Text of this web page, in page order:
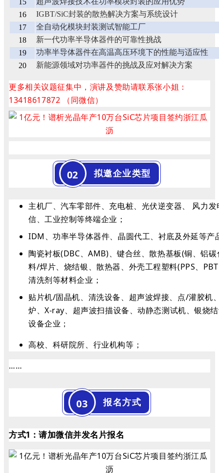
15
16
IGBT/SiC封装的散热解决方案与系统设计
17
全自动化模块封装测试智能工厂
18
新一代功率半导体器件的可靠性挑战
19
功率半导体器件在高温高压环境下的性能与适应性
20
新能源领域对功率器件的挑战及应对解决方案
更多相关议题征集中，演讲及赞助请联系张小姐：
13418617872 （同微信）
02 拟邀企业类型
主机厂、汽车零部件、充电桩、光伏逆变器、 风力
信、工业控制等终端企业；
IDM、功率半导体器件、晶圆代工、衬底及外延等产
陶瓷衬板(DBC、AMB)、键合丝、散热基板(铜、铝
料/焊片、烧结银、散热器、外壳工程塑料(PPS、
清洗剂等材料企业；
贴片机/固晶机、清洗设备、超声波焊接、点/灌胶机
炉、X-ray、超声波扫描设备、动静态测试机、银烧
设备企业；
高校、科研院所、行业机构等；
……
03 报名方式
方式1：请加微信并发名片报名